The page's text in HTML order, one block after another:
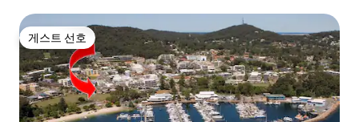
게스트 선호
게스트 선호